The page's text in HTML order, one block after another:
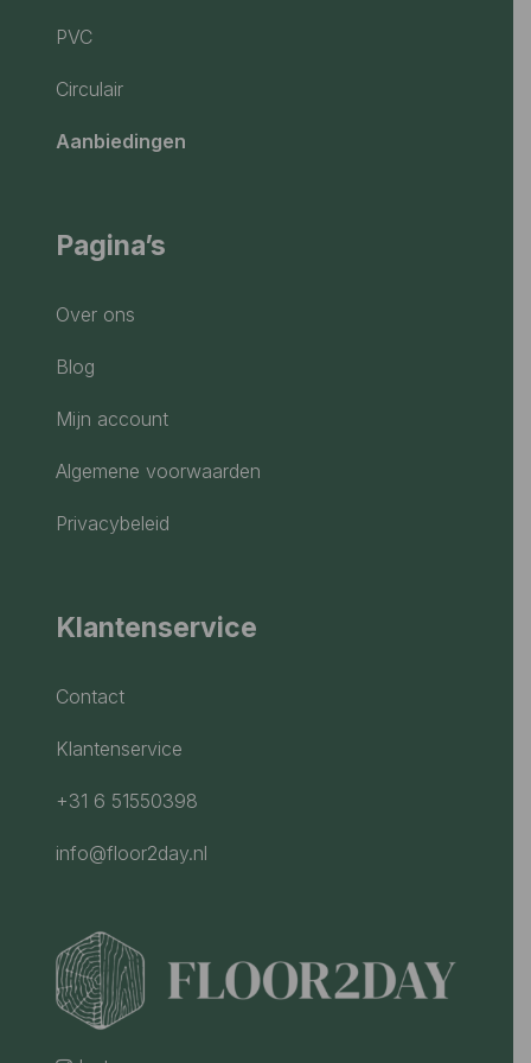
PVC
Circulair
Aanbiedingen
Pagina’s
Over ons
Blog
Mijn account
Algemene voorwaarden
Privacybeleid
Klantenservice
Contact
Klantenservice
+31 6 51550398
info@floor2day.nl